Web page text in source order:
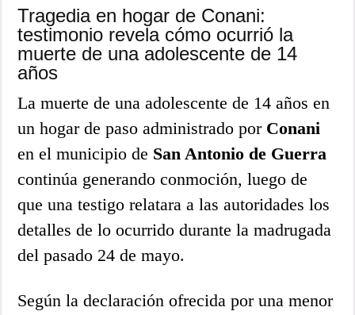
Tragedia en hogar de Conani:
testimonio revela cómo ocurrió la
muerte de una adolescente de 14
años
La muerte de una adolescente de 14 años en
un hogar de paso administrado por Conani
en el municipio de San Antonio de Guerra
continúa generando conmoción, luego de
que una testigo relatara a las autoridades los
detalles de lo ocurrido durante la madrugada
del pasado 24 de mayo.
Según la declaración ofrecida por una menor